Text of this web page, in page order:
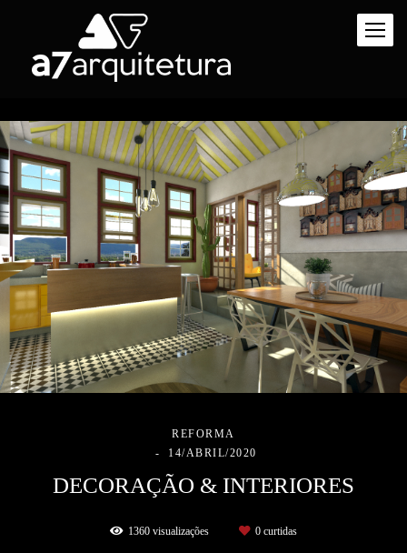
REFORMA
14/ABRIL/2020
DECORAÇÃO & INTERIORES
1360 visualizações 0 curtidas